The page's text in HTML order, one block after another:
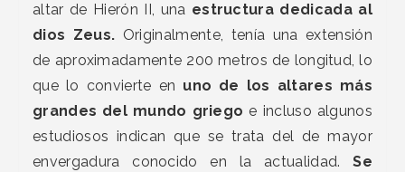
altar de Hierón II, una estructura dedicada al
dios Zeus. Originalmente, tenía una extensión
de aproximadamente 200 metros de longitud, lo
que lo convierte en uno de los altares más
grandes del mundo griego e incluso algunos
estudiosos indican que se trata del de mayor
envergadura conocido en la actualidad.Se